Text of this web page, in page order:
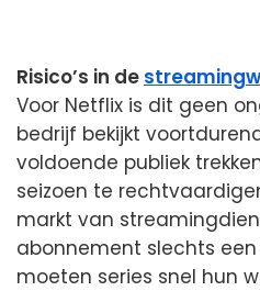
Risico’s in de
Voor Netflix is dit geen
bedrijf bekijkt
voldoende publiek
seizoen te
markt van
abonnement slechts
moeten series snel hun